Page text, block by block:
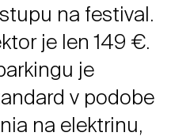
na festival.
je len 149 €.
je
v podobe
na elektrinu,